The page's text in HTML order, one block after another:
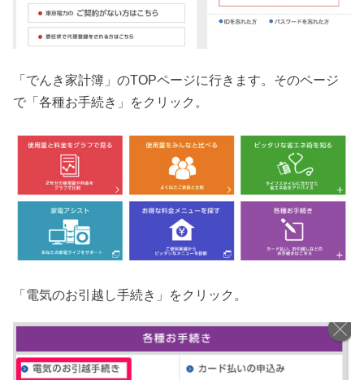
「でんき家計簿」のTOPページに行きます。そのページ
で「各種お手続き」をクリック。
「電気のお引越し手続き」をクリック。